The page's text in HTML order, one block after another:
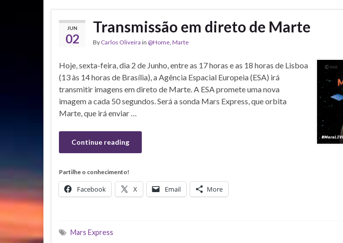
JUN
02
Transmissão em direto de Marte
By Carlos Oliveira in @Home, Marte
Hoje, sexta-feira, dia 2 de Junho, entre as 17 horas e as 18 horas de Lisboa
(13 às 14 horas de Brasília), a Agência Espacial Europeia (ESA) irá
transmitir imagens em direto de Marte. A ESA promete uma nova
imagem a cada 50 segundos. Será a sonda Mars Express, que orbita
Marte, que irá enviar …
Continue reading
Partilhe o conhecimento!
Facebook X Email More
Mars Express